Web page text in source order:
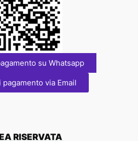
su Whatsapp
pagamento via Email
RISERVATA